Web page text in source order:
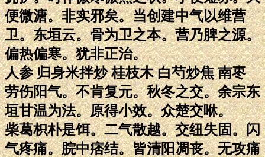
便微溏。非实邪矣。当创建中气以维营
卫。东垣云。骨为卫之本。营乃脾之源。
偏热偏寒。犹非正治。
人参 归身米拌炒 桂枝木 白芍炒焦 南枣
劳伤阳气。不肯复元。秋冬之交。余宗东
垣甘温为法。原得小效。众楚交咻。
柴葛枳朴是饵。二气散越。交纽失固。闪
气疼痛。脘中痞结。皆清阳凋丧。无攻痛